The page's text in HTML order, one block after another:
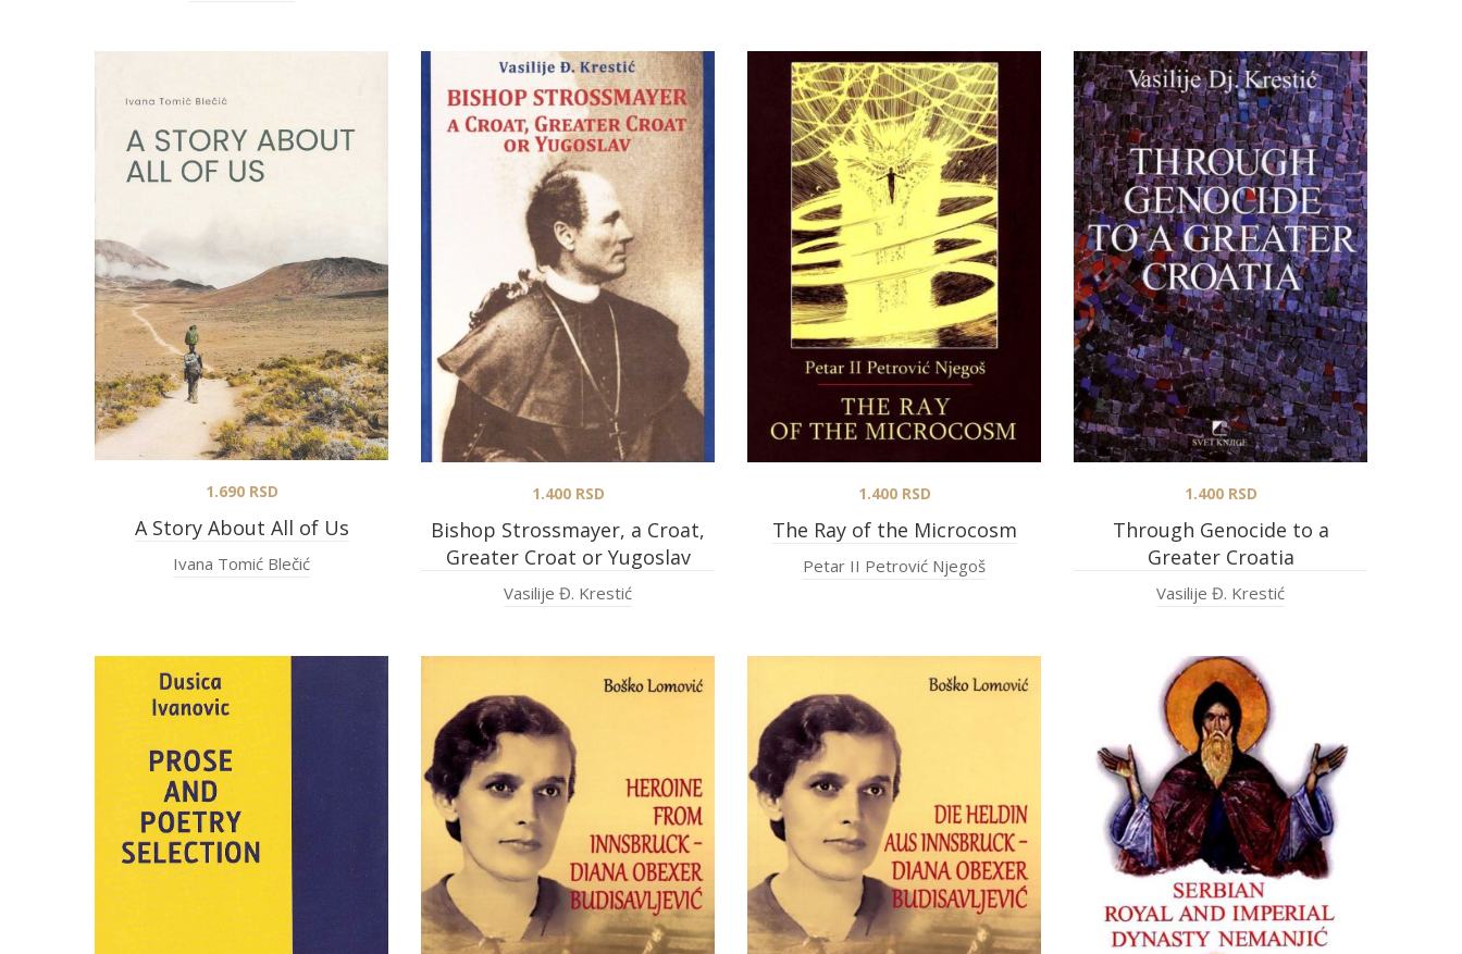
A Story About All of Us
1.690RSD
Ivana Tomić Blečić
Bishop Strossmayer, a Croat,
Greater Croat or Yugoslav
1.400RSD
Vasilije Đ. Krestić
The Ray of the Microcosm
1.400RSD
Petar II Petrović Njegoš
Through Genocide to a
Greater Croatia
1.400RSD
Vasilije Đ. Krestić